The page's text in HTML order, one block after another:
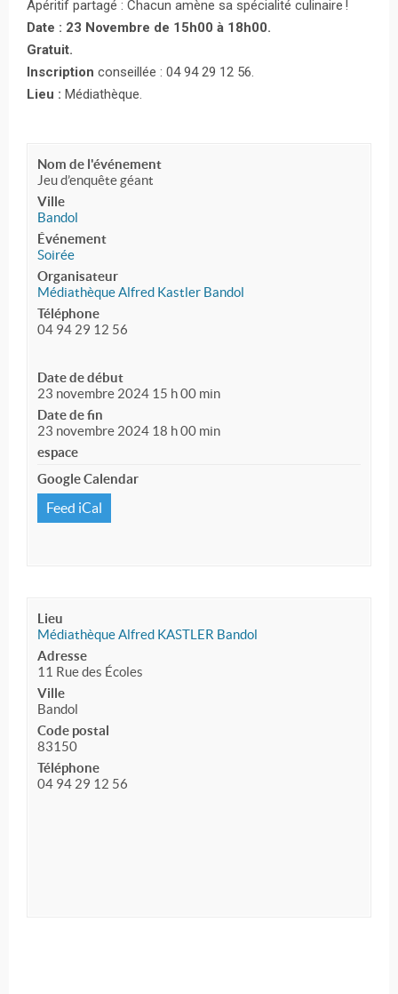
Apéritif partagé : Chacun amène sa spécialité culinaire !
Date : 23 Novembre de 15h00 à 18h00.
Gratuit.
Inscription conseillée : 04 94 29 12 56.
Lieu : Médiathèque.
Nom de l'événement
Jeu d’enquête géant
Ville
Bandol
Événement
Soirée
Organisateur
Médiathèque Alfred Kastler Bandol
Téléphone
04 94 29 12 56
Date de début
23 novembre 2024 15 h 00 min
Date de fin
23 novembre 2024 18 h 00 min
espace
Google Calendar
Feed iCal
Lieu
Médiathèque Alfred KASTLER Bandol
Adresse
11 Rue des Écoles
Ville
Bandol
Code postal
83150
Téléphone
04 94 29 12 56